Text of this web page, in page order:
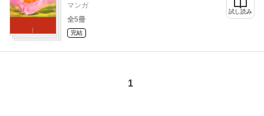
マンガ
全5冊
完結
試し読み
1